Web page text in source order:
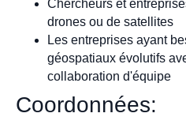
Chercheurs et
drones ou de satellites
Les entreprises ayant
géospatiaux évolutifs
collaboration d'équipe
Coordonnées: